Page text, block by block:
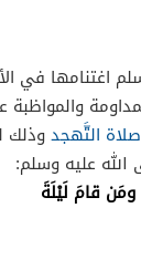
اغتنامها في
والمواظبة
صلاة التَّهجدوذلك
عليه وسلم:
ومَن قامَ لَيْلَةَ